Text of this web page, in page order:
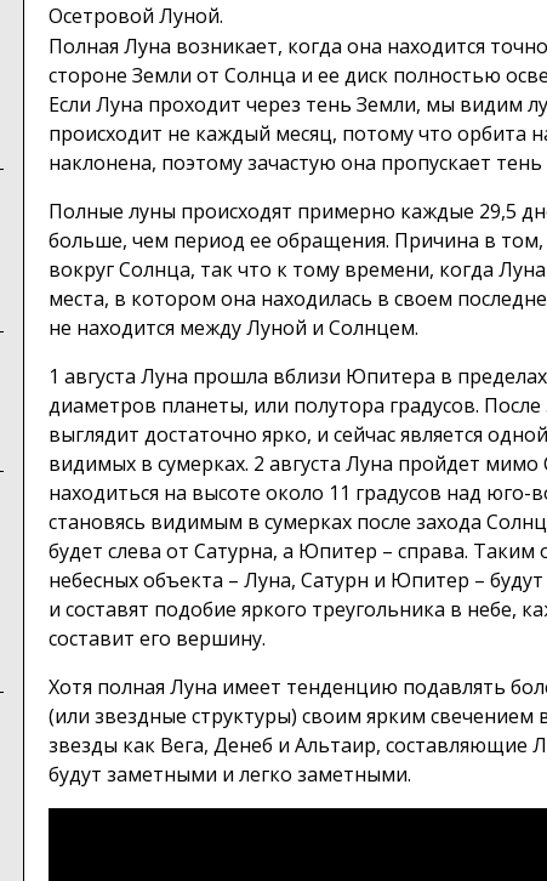
Осетровой Луной.
Полная Луна возникает, когда она находится
стороне Земли от Солнца и ее диск полностью
Если Луна проходит через тень Земли, мы видим
происходит не каждый месяц, потому что орбита
наклонена, поэтому зачастую она пропускает
Полные луны происходят примерно каждые 29,5
больше, чем период ее обращения. Причина в том,
вокруг Солнца, так что к тому времени, когда
места, в котором она находилась в своем
не находится между Луной и Солнцем.
1 августа Луна прошла вблизи Юпитера в
диаметров планеты, или полутора градусов.
выглядит достаточно ярко, и сейчас является
видимых в сумерках. 2 августа Луна пройдет мимо
находиться на высоте около 11 градусов над
становясь видимым в сумерках после захода
будет слева от Сатурна, а Юпитер – справа. Таким
небесных объекта – Луна, Сатурн и Юпитер –
и составят подобие яркого треугольника в небе,
составит его вершину.
Хотя полная Луна имеет тенденцию подавлять
(или звездные структуры) своим ярким свечением
звезды как Вега, Денеб и Альтаир, составляющие
будут заметными и легко заметными.